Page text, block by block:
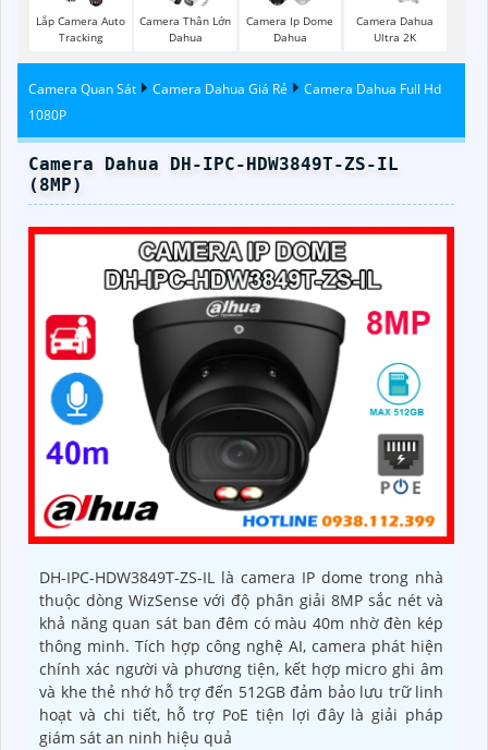
Lắp Camera Auto
Tracking
Camera Thân Lớn
Dahua
Camera Ip Dome
Dahua
Camera Dahua
Ultra 2K
Camera Quan Sát Camera Dahua Giá Rẻ
Camera Dahua Full Hd
1080P
Camera Dahua DH-IPC-HDW3849T-ZS-IL
(8MP)
DH-IPC-HDW3849T-ZS-IL là camera IP dome trong nhà
thuộc dòng WizSense với độ phân giải 8MP sắc nét và
khả năng quan sát ban đêm có màu 40m nhờ đèn kép
thông minh. Tích hợp công nghệ AI, camera phát hiện
chính xác người và phương tiện, kết hợp micro ghi âm
và khe thẻ nhớ hỗ trợ đến 512GB đảm bảo lưu trữ linh
hoạt và chi tiết, hỗ trợ PoE tiện lợi đây là giải pháp
giám sát an ninh hiệu quả